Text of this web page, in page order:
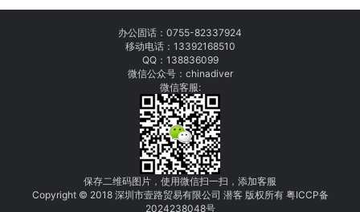
办公固话： 0755-82337924
移动电话： 13392168510
QQ：138836099
微信公众号：chinadiver
微信客服:
保存二维码图片，使用微信扫一扫，添加客服
Copyright © 2018 深圳市壹路贸易有限公司 潜客 版权所有 粤ICCP备
2024238048号